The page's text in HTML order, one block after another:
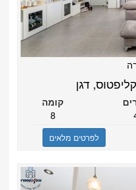
דגן
קומה
8
לפרטים מלאים